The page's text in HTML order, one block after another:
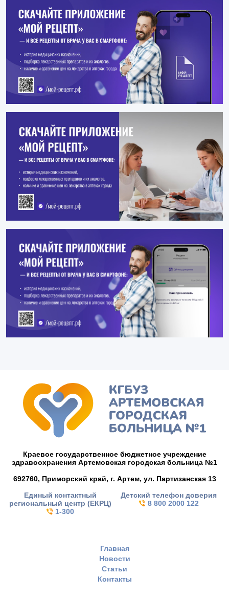
Краевое государственное бюджетное учреждение
здравоохранения Артемовская городская больница №1
692760, Приморский край, г. Артем, ул. Партизанская 13
Единый контактный
региональный центр (ЕКРЦ)
1-300
Детский телефон доверия
8 800 2000 122
Главная
Новости
Статьи
Контакты